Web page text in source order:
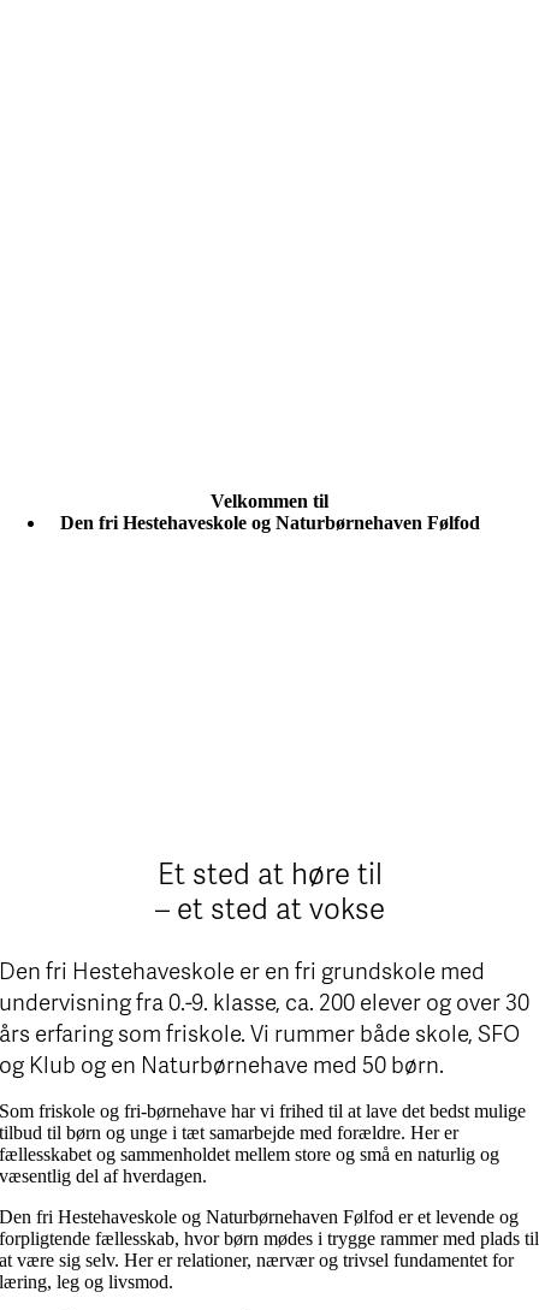
Velkommen til
Den fri Hestehaveskole og Naturbørnehaven Følfod
Et sted at høre til
– et sted at vokse
Den fri Hestehaveskole er en fri grundskole med
undervisning fra 0.-9. klasse, ca. 200 elever og over 30
års erfaring som friskole. Vi rummer både skole, SFO
og Klub og en Naturbørnehave med 50 børn.
Som friskole og fri-børnehave har vi frihed til at lave det bedst mulige
tilbud til børn og unge i tæt samarbejde med forældre. Her er
fællesskabet og sammenholdet mellem store og små en naturlig og
væsentlig del af hverdagen.
Den fri Hestehaveskole og Naturbørnehaven Følfod er et levende og
forpligtende fællesskab, hvor børn mødes i trygge rammer med plads til
at være sig selv. Her er relationer, nærvær og trivsel fundamentet for
læring, leg og livsmod.